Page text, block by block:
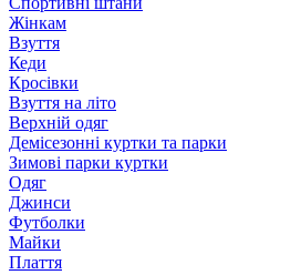
Жінкам
Взуття
Кеди
Кросівки
Взуття на літо
Верхній одяг
Демісезонні куртки та парки
Зимові парки куртки
Одяг
Джинси
Футболки
Майки
Плаття